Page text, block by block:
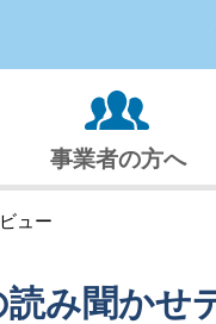
事業者の方へ
ュー
読み聞かせ